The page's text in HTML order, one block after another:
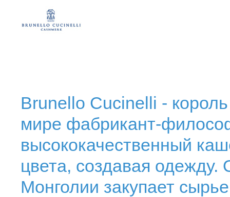
Brunello Cucinelli -
мире фабрикант-
высококачественный
цвета, создавая
Монголии закупает